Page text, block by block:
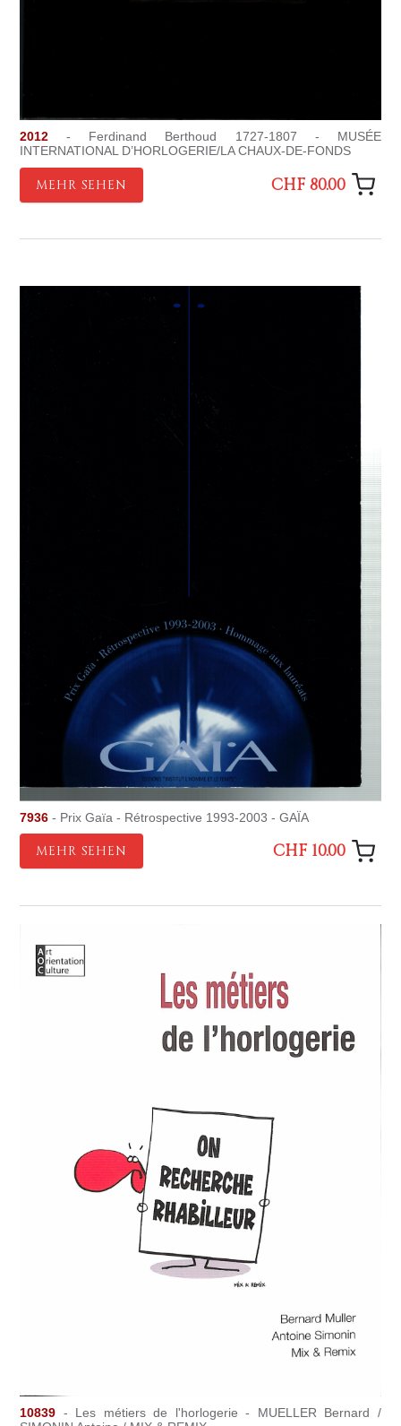
2012 - Ferdinand Berthoud 1727-1807 - MUSÉE
INTERNATIONAL D’HORLOGERIE/LA CHAUX-DE-FONDS
MEHR SEHEN CHF 80.00
7936 - Prix Gaïa - Rétrospective 1993-2003 - GAÏA
MEHR SEHEN CHF 10.00
10839 - Les métiers de l'horlogerie - MUELLER Bernard /